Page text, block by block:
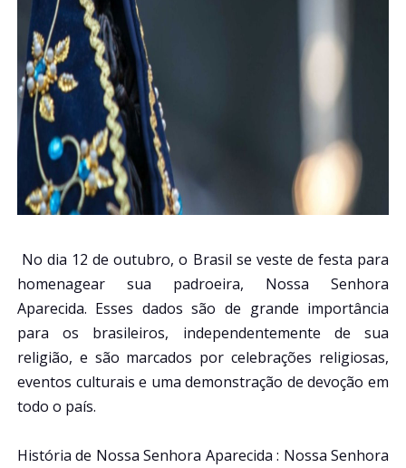
No dia 12 de outubro, o Brasil se veste de festa para
homenagear sua padroeira, Nossa Senhora
Aparecida. Esses dados são de grande importância
para os brasileiros, independentemente de sua
religião, e são marcados por celebrações religiosas,
eventos culturais e uma demonstração de devoção em
todo o país.
História de Nossa Senhora Aparecida : Nossa Senhora